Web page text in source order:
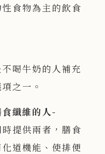
食物為主的飲食
喝牛奶的人補充
之一。
纖維的人-
提供兩者，膳食
道機能、使排便